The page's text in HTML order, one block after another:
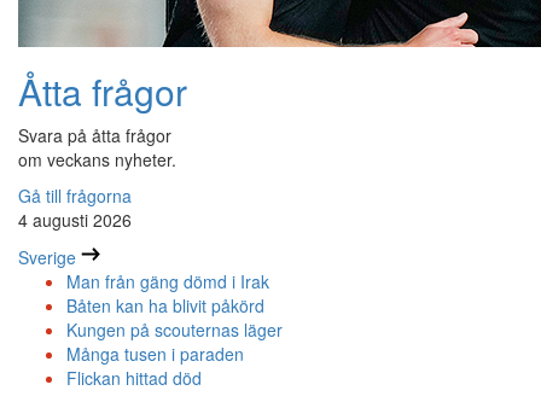
Åtta frågor
Svara på åtta frågor
om veckans nyheter.
Gå till frågorna
4 augusti 2026
Sverige
Man från gäng dömd i Irak
Båten kan ha blivit påkörd
Kungen på scouternas läger
Många tusen i paraden
Flickan hittad död